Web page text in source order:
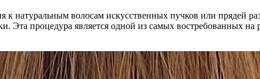
натуральным волосам искусственных пучков или прядей
Эта процедура является одной из самых востребованных на